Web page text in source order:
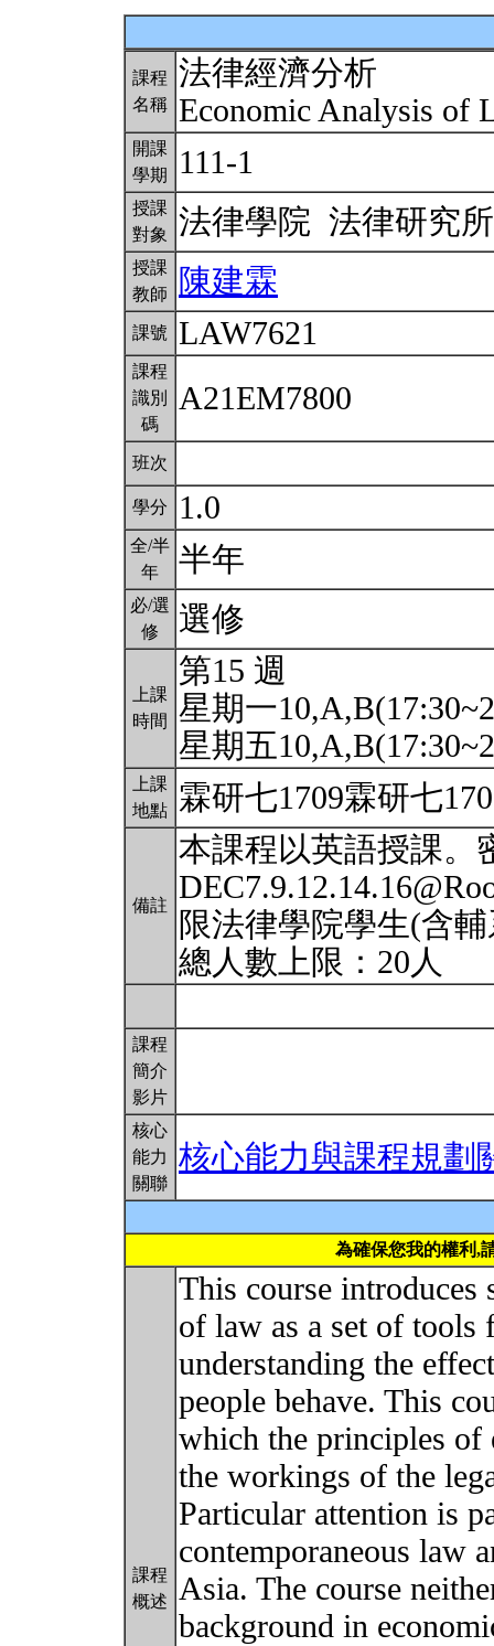
課程
名稱
法律經濟分析
Economic Analysis of
開課
學期
111-1
授課
對象
法律學院 法律研究
授課
教師
陳建霖
課號 LAW7621
課程
識別
碼
A21EM7800
班次
學分 1.0
全/半
年
半年
必/選
修
選修
上課
時間
第15 週
星期一
星期五
上課
地點
霖研七1709霖研七
備註
本課程以英語授課。
限法律學院學生(含
總人數上限：20人
課程
簡介
影片
核心
能力
關聯
核心能力與課程規劃
為確保您我的權利,
課程
概述
This course introduces
of law as a set of tools
understanding the
people behave. This
which the principles of
the workings of the
Particular attention is
contemporaneous law
Asia. The course
background in